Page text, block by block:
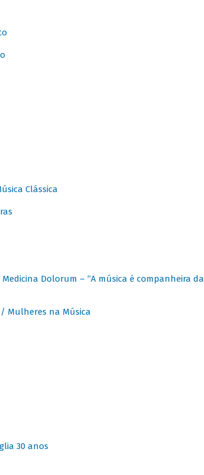
Clássica
Medicina Dolorum – “A música é companheira da
/ Mulheres na Música
30 anos